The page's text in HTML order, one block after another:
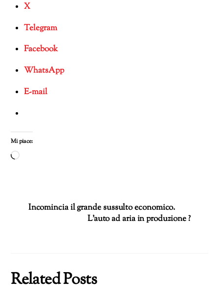
X
Telegram
Facebook
WhatsApp
E-mail
Mi piace:
Caricamento
Incomincia il grande sussulto economico.
L’auto ad aria in produzione ?
Related Posts